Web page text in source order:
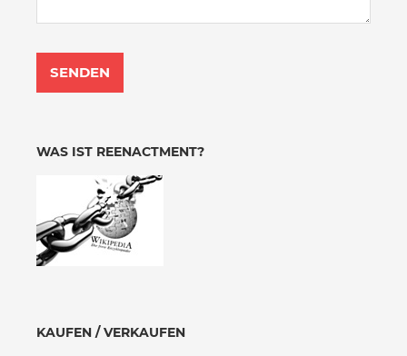
WAS IST REENACTMENT?
KAUFEN / VERKAUFEN